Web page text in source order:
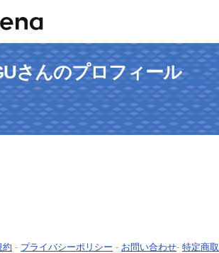
さんのプロフィール
約 - プライバシーポリシー - お問い合わせ- 特定商